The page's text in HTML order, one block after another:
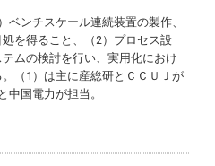
ンチスケール連続装置の製作、
を得ること、（2）プロセス設
ムの検討を行い、実用化におけ
（1）は主に産総研とＣＣＵＪが
中国電力が担当。